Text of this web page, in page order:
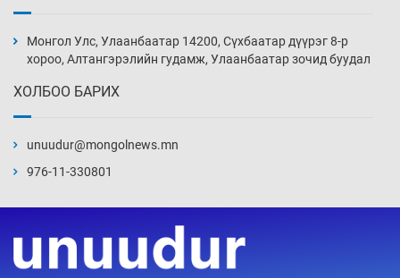
Уржигдар 13 цаг 30 мин
Уржигдар 13 цаг 00 мин
Уржигдар 12 цаг 30 мин
Монгол Улс, Улаанбаатар 14200, Сүхбаатар дүүрэг 8-р
хороо, Алтангэрэлийн гудамж, Улаанбаатар зочид буудал
ХОЛБОО БАРИХ
unuudur@mongolnews.mn
976-11-330801